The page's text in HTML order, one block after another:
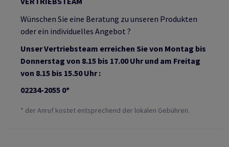
Wünschen Sie eine Beratung zu unseren Produkten
oder ein individuelles Angebot ?
Unser Vertriebsteam erreichen Sie von Montag bis
Donnerstag von 8.15 bis 17.00 Uhr und am Freitag
von 8.15 bis 15.50 Uhr :
02234-2055 0*
* der Anruf kostet entsprechend der lokalen Gebühren.